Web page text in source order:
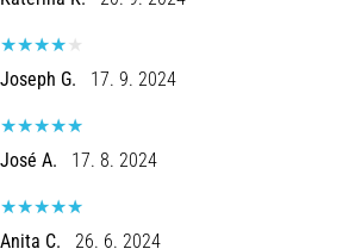
mudanças
direção.
Como
realizado
corretamente,
Joseph G. 17. 9. 2024
José A. 17. 8. 2024
Anita C. 26. 6. 2024